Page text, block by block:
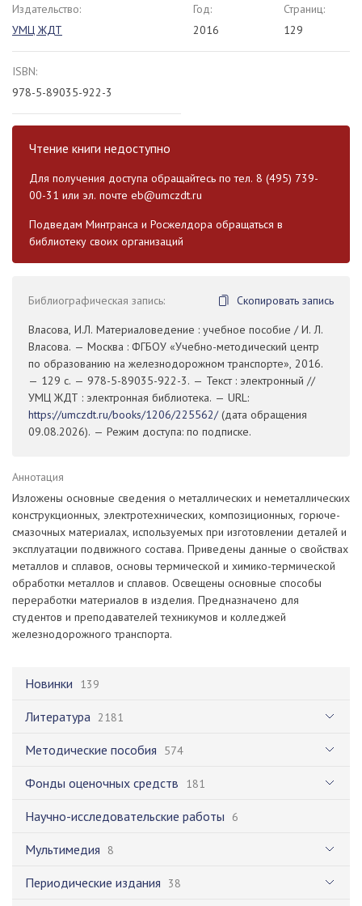
Новинки 139
Литература 2181
Методические пособия 574
Фонды оценочных средств 181
Научно-исследовательские работы 6
Мультимедия 8
Периодические издания 38
Издательство:
УМЦ ЖДТ
Год:
2016
Страниц:
129
ISBN:
978-5-89035-922-3
Чтение книги недоступно
Для получения доступа обращайтесь по тел. 8 (495) 739-
00-31 или эл. почте eb@umczdt.ru
Подведам Минтранса и Росжелдора обращаться в
библиотеку своих организаций
Библиографическая запись:
Скопировать запись
Власова, И.Л. Материаловедение : учебное пособие / И. Л.
Власова. — Москва : ФГБОУ «Учебно-методический центр
по образованию на железнодорожном транспорте», 2016.
— 129 с. — 978-5-89035-922-3. — Текст : электронный //
УМЦ ЖДТ : электронная библиотека. — URL:
https://umczdt.ru/books/1206/225562/(дата обращения
09.08.2026). — Режим доступа: по подписке.
Аннотация
Изложены основные сведения о металлических и неметаллических
конструкционных, электротехнических, композиционных, горюче-
смазочных материалах, используемых при изготовлении деталей и
эксплуатации подвижного состава. Приведены данные о свойствах
металлов и сплавов, основы термической и химико-термической
обработки металлов и сплавов. Освещены основные способы
переработки материалов в изделия. Предназначено для
студентов и преподавателей техникумов и колледжей
железнодорожного транспорта.